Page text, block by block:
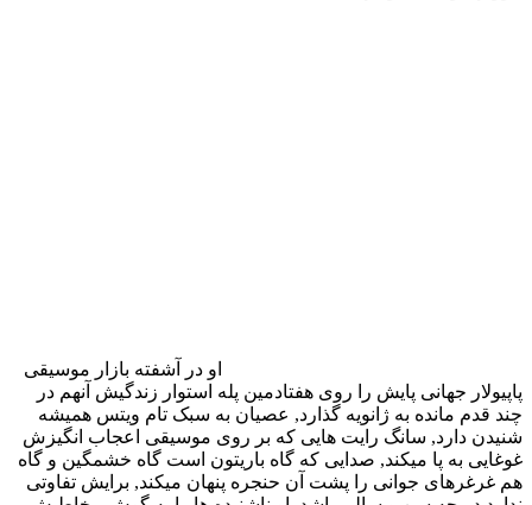
او در آشفته بازار موسیقی
پاپیولار جهانی پایش را روی هفتادمین پله استوار زندگیش آنهم در
چند قدم مانده به ژانویه گذارد, عصیان به سبک تام ویتس همیشه
شنیدن دارد, سانگ رایت هایی که بر روی موسیقی اعجاب انگیزش
غوغایی به پا میکند, صدایی که گاه باریتون است گاه خشمگین و گاه
هم غرغرهای جوانی را پشت آن حنجره پنهان میکند, برایش تفاوتی